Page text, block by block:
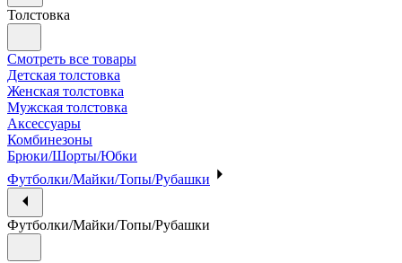
Толстовка
Смотреть все товары
Детская толстовка
Женская толстовка
Мужская толстовка
Аксессуары
Комбинезоны
Брюки/Шорты/Юбки
Футболки/Майки/Топы/Рубашки
Футболки/Майки/Топы/Рубашки